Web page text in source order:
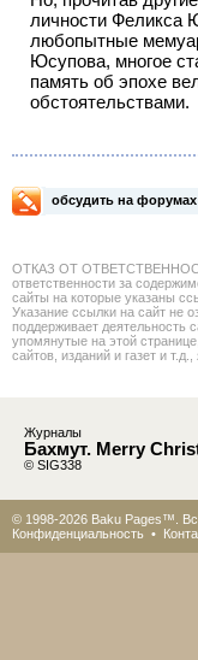
личности Феликса
любопытные
Юсупова, многое
память об эпохе
обстоятельствами.
обсудить на форумах
ОТКАЗ ОТ
ответственности за
сайты на которые указаны
Указание ссылки на сайт не
поддерживает деятельность
упомянутые на этой
сайтов, изданий и газет и
Журналы
Бахмут. Merry
© SIG338
© 1998-2026 Baku Pages™.
Конфиденциальность •